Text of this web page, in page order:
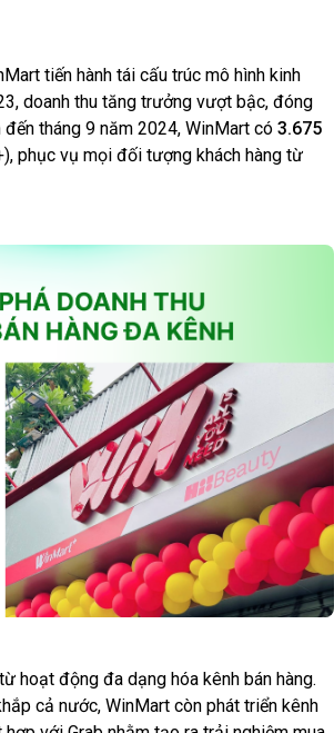
tiến hành tái cấu trúc mô hình kinh
doanh thu tăng trưởng vượt bậc, đóng
tháng 9 năm 2024, WinMart có 3.675
phục vụ mọi đối tượng khách hàng từ
hoạt động đa dạng hóa kênh bán hàng.
cả nước, WinMart còn phát triển kênh